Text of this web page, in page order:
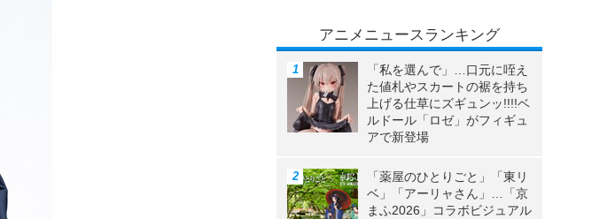
アニメニュースランキング
「私を選んで」…口元に咥え
た値札やスカートの裾を持ち
上げる仕草にズギュンッ!!!!ベ
ルドール「ロゼ」がフィギュ
アで新登場
「薬屋のひとりごと」「東リ
ベ」「アーリャさん」…「京
まふ2026」コラボビジュアル